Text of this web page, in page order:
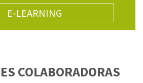
E-LEARNING
COLABORADORAS